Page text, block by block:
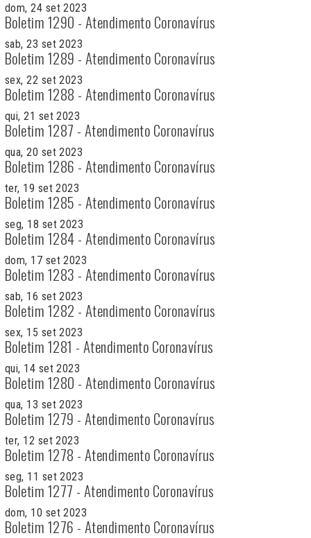
dom, 24 set 2023
Boletim 1290 - Atendimento Coronavírus
sab, 23 set 2023
Boletim 1289 - Atendimento Coronavírus
sex, 22 set 2023
Boletim 1288 - Atendimento Coronavírus
qui, 21 set 2023
Boletim 1287 - Atendimento Coronavírus
qua, 20 set 2023
Boletim 1286 - Atendimento Coronavírus
ter, 19 set 2023
Boletim 1285 - Atendimento Coronavírus
seg, 18 set 2023
Boletim 1284 - Atendimento Coronavírus
dom, 17 set 2023
Boletim 1283 - Atendimento Coronavírus
sab, 16 set 2023
Boletim 1282 - Atendimento Coronavírus
sex, 15 set 2023
Boletim 1281 - Atendimento Coronavírus
qui, 14 set 2023
Boletim 1280 - Atendimento Coronavírus
qua, 13 set 2023
Boletim 1279 - Atendimento Coronavírus
ter, 12 set 2023
Boletim 1278 - Atendimento Coronavírus
seg, 11 set 2023
Boletim 1277 - Atendimento Coronavírus
dom, 10 set 2023
Boletim 1276 - Atendimento Coronavírus